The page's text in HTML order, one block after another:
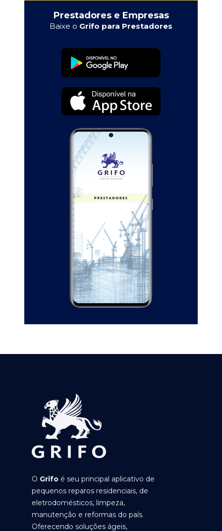
Prestadores e Empresas
Baixe o Grifo para Prestadores
O Grifo é seu principal aplicativo de
pequenos reparos residenciais, de
eletrodomésticos, limpeza,
manutenção e reformas do país.
Oferecendo soluções ágeis,